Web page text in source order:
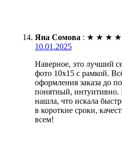
Яна Сомова : ★ ★ ★ ★
10.01.2025
Наверное, это лучший
фото 10х15 с рамкой.
оформления заказа до
понятный,
нашла, что искала
в короткие сроки,
всем!